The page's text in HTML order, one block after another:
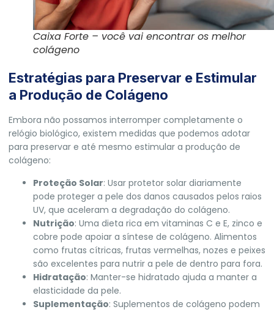
Caixa Forte – você vai encontrar os melhor
colágeno
Estratégias para Preservar e Estimular
a Produção de Colágeno
Embora não possamos interromper completamente o
relógio biológico, existem medidas que podemos adotar
para preservar e até mesmo estimular a produção de
colágeno:
Proteção Solar: Usar protetor solar diariamente
pode proteger a pele dos danos causados pelos raios
UV, que aceleram a degradação do colágeno.
Nutrição: Uma dieta rica em vitaminas C e E, zinco e
cobre pode apoiar a síntese de colágeno. Alimentos
como frutas cítricas, frutas vermelhas, nozes e peixes
são excelentes para nutrir a pele de dentro para fora.
Hidratação: Manter-se hidratado ajuda a manter a
elasticidade da pele.
Suplementação: Suplementos de colágeno podem